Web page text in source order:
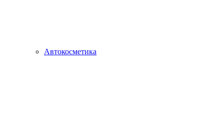
Автокосметика